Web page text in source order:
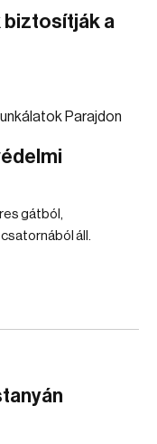
biztosítják a
gátból,
áll.